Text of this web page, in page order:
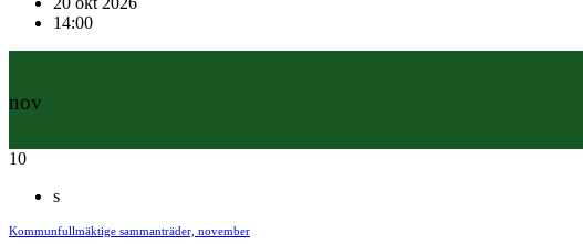
14:00
nov
10
s
Kommunfullmäktige sammanträder, november